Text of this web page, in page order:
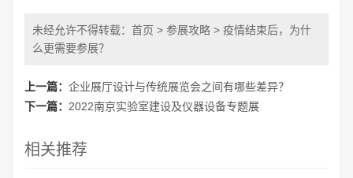
未经允许不得转载： 首页 > 参展攻略 > 疫情结束后，为什
么更需要参展？
上一篇： 企业展厅设计与传统展览会之间有哪些差异？
下一篇： 2022南京实验室建设及仪器设备专题展
相关推荐